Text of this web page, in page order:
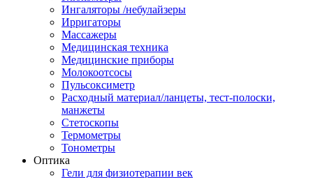
Ингаляторы /небулайзеры
Ирригаторы
Массажеры
Медицинская техника
Медицинские приборы
Молокоотсосы
Пульсоксиметр
Расходный материал/ланцеты, тест-полоски,
манжеты
Стетоскопы
Термометры
Тонометры
Оптика
Гели для физиотерапии век